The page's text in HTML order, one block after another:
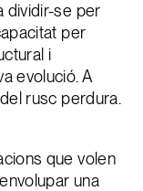
dividir-se per
per
i
evolució. A
rusc perdura.
que volen
una